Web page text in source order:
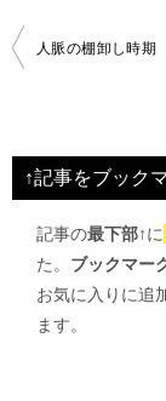
投
ビ
ゲ
人脈の棚卸し時期
↑記事をブック
記事の最下部↑に
た。 ブックマー
お気に入りに追
ます。